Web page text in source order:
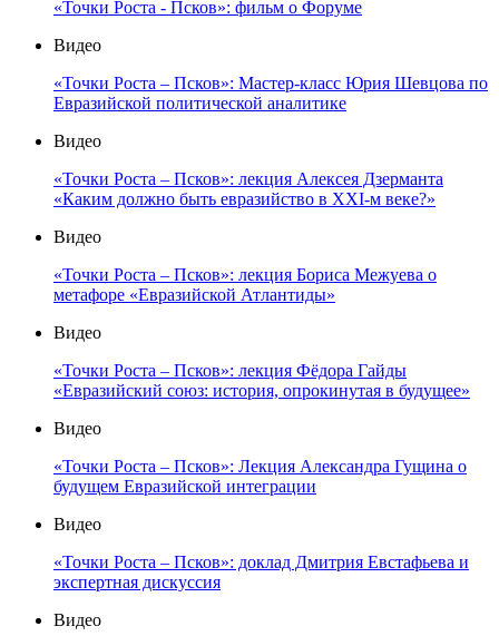
«Точки Роста - Псков»: фильм о Форуме
Видео
«Точки Роста – Псков»: Мастер-класс Юрия Шевцова по
Евразийской политической аналитике
Видео
«Точки Роста – Псков»: лекция Алексея Дзерманта
«Каким должно быть евразийство в XXI-м веке?»
Видео
«Точки Роста – Псков»: лекция Бориса Межуева о
метафоре «Евразийской Атлантиды»
Видео
«Точки Роста – Псков»: лекция Фёдора Гайды
«Евразийский союз: история, опрокинутая в будущее»
Видео
«Точки Роста – Псков»: Лекция Александра Гущина о
будущем Евразийской интеграции
Видео
«Точки Роста – Псков»: доклад Дмитрия Евстафьева и
экспертная дискуссия
Видео